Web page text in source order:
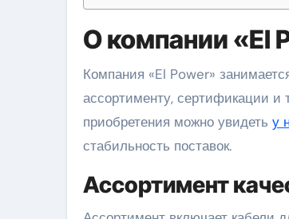
О компании «El
Компания «El Power» занимается поставками качественных кабелей и проводов, уделяя внимание
ассортименту, сертификации
приобретения можно увидеть у
стабильность поставок.
Ассортимент